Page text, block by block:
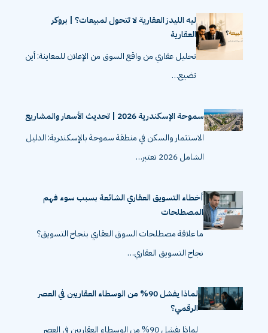
ليه الليدز العقارية لا تتحول لمبيعات؟ | بروكر
العقارية
تحليل عقاري من واقع السوق من الإعلان للمعاينة: أين
تضيع…
سموحة الإسكندرية 2026 | تحديث الأسعار والمشاريع
الاستثمار والسكن في منطقة سموحة بالإسكندرية: الدليل
الشامل 2026 تعتبر…
أخطاء التسويق العقاري الشائعة بسبب سوء فهم
المصطلحات
ما علاقة مصطلحات السوق العقاري بنجاح التسويق؟
نجاح التسويق العقاري…
لماذا يفشل 90% من الوسطاء العقاريين في العصر
الرقمي؟
لماذا يفشل 90% من الوسطاء العقاريين في العصر